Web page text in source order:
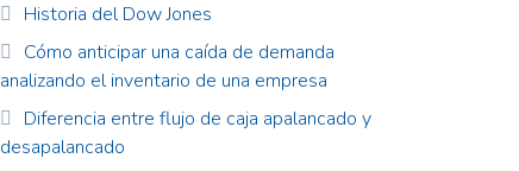
Historia del Dow Jones
Cómo anticipar una caída de demanda
analizando el inventario de una empresa
Diferencia entre flujo de caja apalancado y
desapalancado